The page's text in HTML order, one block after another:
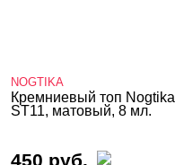
NOGTIKA
Кремниевый топ Nogtika
ST11, матовый, 8 мл.
450 руб.